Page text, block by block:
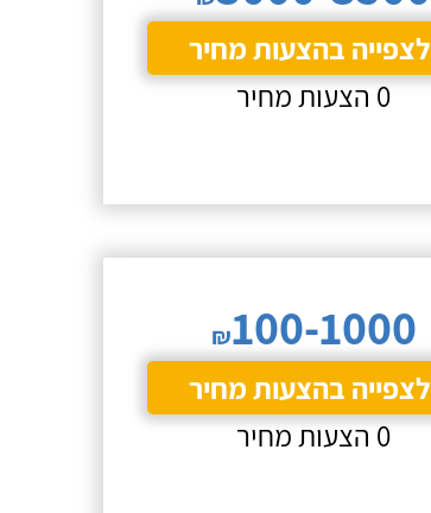
לצפייה בהצעות מחיר
0 הצעות מחיר
₪100-1000
לצפייה בהצעות מחיר
0 הצעות מחיר